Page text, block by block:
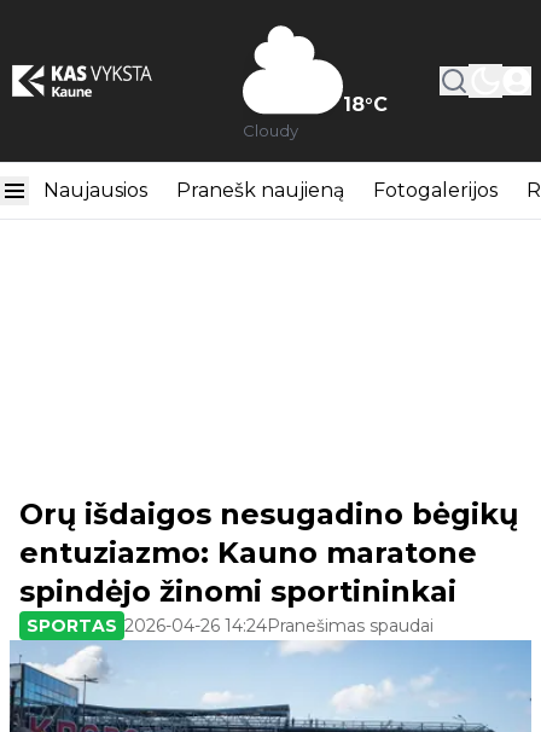
18°C
Cloudy
Naujausios Pranešk naujieną Fotogalerijos
Orų išdaigos nesugadino bėgikų
entuziazmo: Kauno maratone
spindėjo žinomi sportininkai
SPORTAS 2026-04-26 14:24Pranešimas spaudai